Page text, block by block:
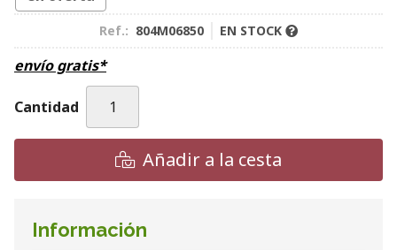
Ref.: 804M06850 EN STOCK
envío gratis*
Cantidad
Añadir a la cesta
Información